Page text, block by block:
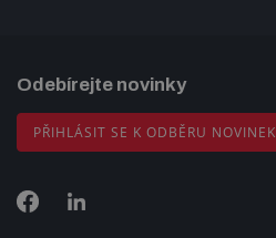
Odebírejte novinky
PŘIHLÁSIT SE K ODBĚRU NOVINEK